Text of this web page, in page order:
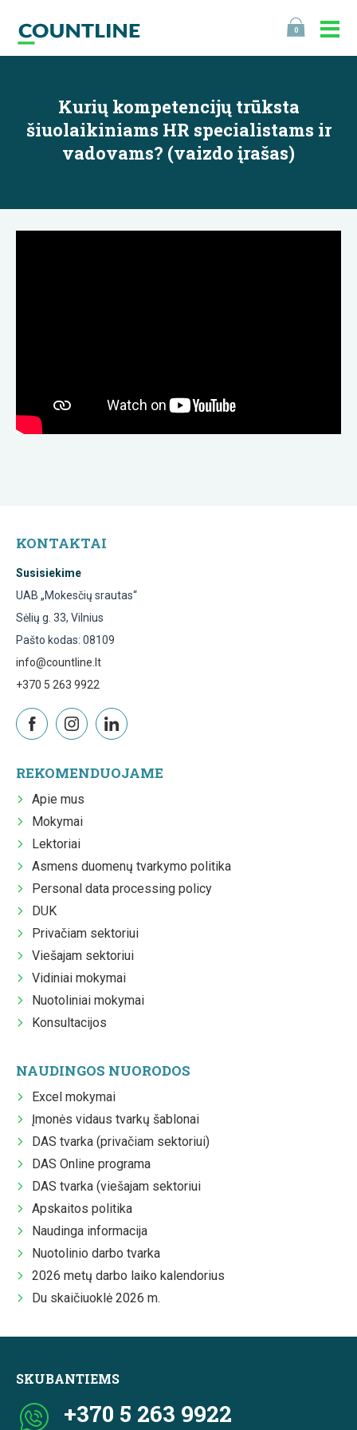
0
Kurių kompetencijų trūksta
šiuolaikiniams HR specialistams ir
vadovams? (vaizdo įrašas)
KONTAKTAI
Susisiekime
UAB „Mokesčių srautas“
Sėlių g. 33, Vilnius
Pašto kodas: 08109
info@countline.lt
+370 5 263 9922
REKOMENDUOJAME
Apie mus
Mokymai
Lektoriai
Asmens duomenų tvarkymo politika
Personal data processing policy
DUK
Privačiam sektoriui
Viešajam sektoriui
Vidiniai mokymai
Nuotoliniai mokymai
Konsultacijos
NAUDINGOS NUORODOS
Excel mokymai
Įmonės vidaus tvarkų šablonai
DAS tvarka (privačiam sektoriui)
DAS Online programa
DAS tvarka (viešajam sektoriui
Apskaitos politika
Naudinga informacija
Nuotolinio darbo tvarka
2026 metų darbo laiko kalendorius
Du skaičiuoklė 2026 m.
SKUBANTIEMS
+370 5 263 9922